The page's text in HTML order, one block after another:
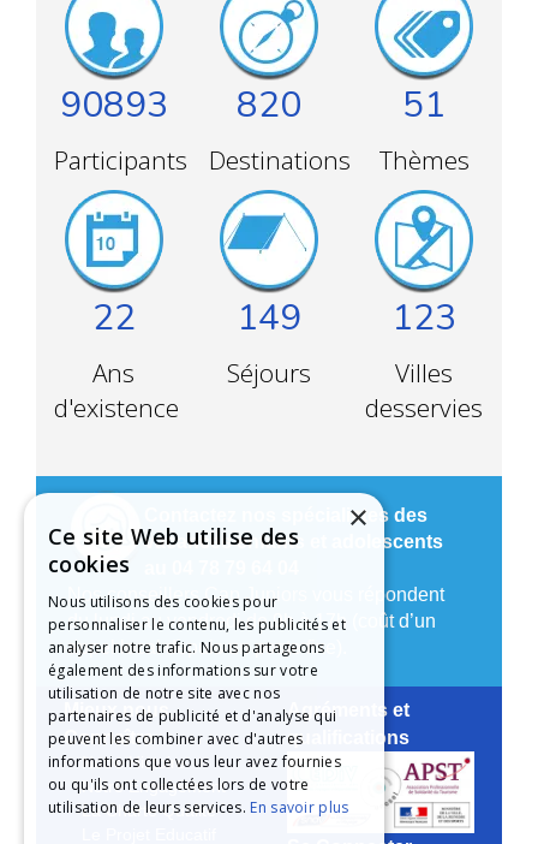
la recherche d’un
break pour la Toussaint
...
Découvrez tous
nos bons plans de la Toussaint. Soyez les
premiers inscrits !
90893
Participants
820
Destinations
51
Thèmes
22
Ans
d'existence
149
Séjours
123
Villes
desservies
Contactez nos spécialistes des
vacances enfants et adolescents
Nos conseillers Cap Juniors vous répondent
du lundi au vendredi de 9h à 17h (coût d’un
appel local depuis un poste fixe).
Mieux nous
Connaître
Notre Histoire
Notre Engagement
La Charte Qualité
Agréments et
qualifications
×
Ce site Web utilise des
cookies
Nous utilisons des cookies pour
personnaliser le contenu, les publicités et
analyser notre trafic. Nous partageons
également des informations sur votre
utilisation de notre site avec nos
partenaires de publicité et d'analyse qui
peuvent les combiner avec d'autres
informations que vous leur avez fournies
ou qu'ils ont collectées lors de votre
utilisation de leurs services. En savoir plus